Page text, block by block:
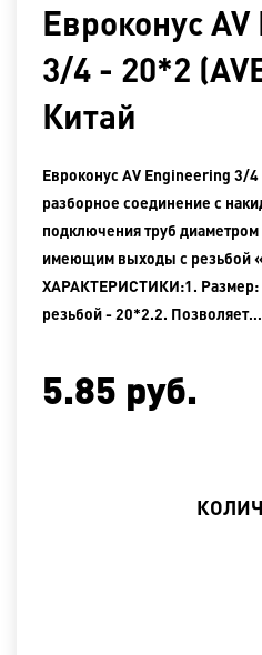
Евроконус
3/4 - 20*2
Китай
Евроконус AV Engineering 3/
разборное соединение с
подключения труб
имеющим выходы с резьбой
ХАРАКТЕРИСТИКИ:1. Размер:
резьбой - 20*2.2. Позволяет…
5.85 руб.